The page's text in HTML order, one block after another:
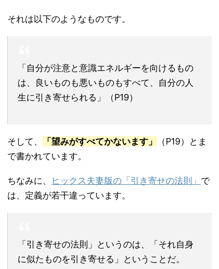
それは以下のようなものです。
「自分が注意と意識エネルギーを向けるもの
は、良いものも悪いものもすべて、自分の人
生に引き寄せられる」（P19）
そして、 「望みがすべてかないます」
（P19）とま
で書かれています。
ちなみに、 ヒックス夫妻版の「引き寄せの法則」 で
は、定義が若干違っています。
「引き寄せの法則」というのは、「それ自身
に似たものを引き寄せる」ということだ。